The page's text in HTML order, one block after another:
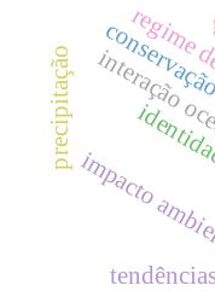
impacto
precipitaçãointeração